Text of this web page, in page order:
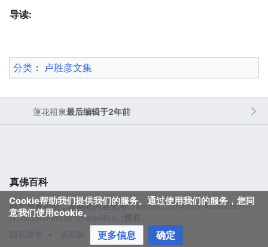
导读:
分类 ：​ 卢胜彦文集
蓮花祖泉最后编辑于2年前
Cookie帮助我们提供我们的服务。通过使用我们的服务，您同
意我们使用cookie。
更多信息 确定
真佛百科
除非另有声明，本网站内容采用Creative Commons Attribution-
NonCommercial-ShareAlike
授权。
隐私政策
桌面版